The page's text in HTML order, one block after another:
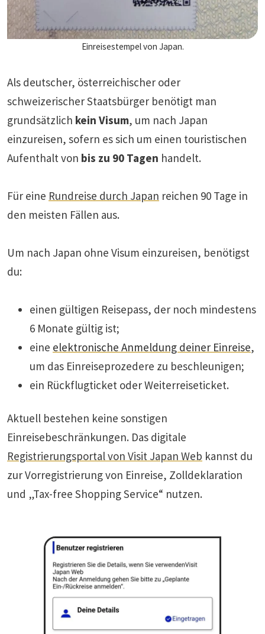
Einreisestempel von Japan.
Als deutscher, österreichischer oder
schweizerischer Staatsbürger benötigt man
grundsätzlich kein Visum, um nach Japan
einzureisen, sofern es sich um einen touristischen
Aufenthalt von bis zu 90 Tagen handelt.
Für eine Rundreise durch Japan reichen 90 Tage in
den meisten Fällen aus.
Um nach Japan ohne Visum einzureisen, benötigst
du:
einen gültigen Reisepass, der noch mindestens
6 Monate gültig ist;
eine elektronische Anmeldung deiner Einreise,
um das Einreiseprozedere zu beschleunigen;
ein Rückflugticket oder Weiterreiseticket.
Aktuell bestehen keine sonstigen
Einreisebeschränkungen. Das digitale
Registrierungsportal von Visit Japan Web kannst du
zur Vorregistrierung von Einreise, Zolldeklaration
und „Tax-free Shopping Service“ nutzen.